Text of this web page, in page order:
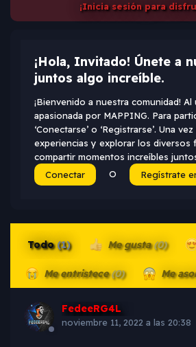
¡Inicia sesión para
¡Hola, Invitado! Únete a
juntos algo increíble.
¡Bienvenido a nuestra comunidad!
apasionada por MAPPING. Para
‘Conectarse’ o ‘Registrarse’. Una
experiencias y explorar los diversos
compartir momentos increíbles
Conectar
O Regístrate
Todo(1) Me gusta(0)
Me entristece(0) Me
FedeeRG4L
noviembre 11, 2022 a las 20:38